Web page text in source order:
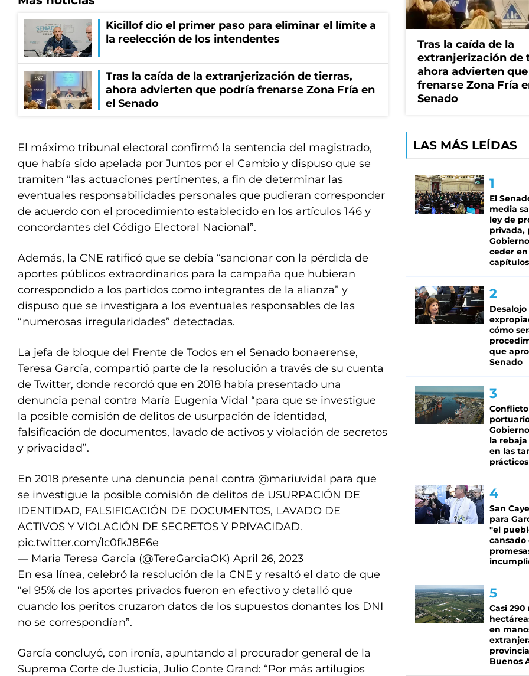
Kicillof dio el primer paso para eliminar el límite a
la reelección de los intendentes
Tras la caída de la extranjerización de tierras,
ahora advierten que podría frenarse Zona Fría en
el Senado
El máximo tribunal electoral confirmó la sentencia del magistrado,
que había sido apelada por Juntos por el Cambio y dispuso que se
tramiten “las actuaciones pertinentes, a fin de determinar las
eventuales responsabilidades personales que pudieran corresponder
de acuerdo con el procedimiento establecido en los artículos 146 y
concordantes del Código Electoral Nacional”.
Además, la CNE ratificó que se debía “sancionar con la pérdida de
aportes públicos extraordinarios para la campaña que hubieran
correspondido a los partidos como integrantes de la alianza” y
dispuso que se investigara a los eventuales responsables de las
“numerosas irregularidades” detectadas.
La jefa de bloque del Frente de Todos en el Senado bonaerense,
Teresa García, compartió parte de la resolución a través de su cuenta
de Twitter, donde recordó que en 2018 había presentado una
denuncia penal contra María Eugenia Vidal “para que se investigue
la posible comisión de delitos de usurpación de identidad,
falsificación de documentos, lavado de activos y violación de secretos
y privacidad”.
En 2018 presente una denuncia penal contra @mariuvidal para que
se investigue la posible comisión de delitos de USURPACIÓN DE
IDENTIDAD, FALSIFICACIÓN DE DOCUMENTOS, LAVADO DE
ACTIVOS Y VIOLACIÓN DE SECRETOS Y PRIVACIDAD.
pic.twitter.com/lc0fkJ8E6e
— Maria Teresa Garcia (@TereGarciaOK) April 26, 2023
En esa línea, celebró la resolución de la CNE y resaltó el dato de que
“el 95% de los aportes privados fueron en efectivo y detalló que
cuando los peritos cruzaron datos de los supuestos donantes los DNI
no se correspondían”.
García concluyó, con ironía, apuntando al procurador general de la
Suprema Corte de Justicia, Julio Conte Grand: “Por más artilugios
Tras la caída de la
extranjerización de
ahora advierten
frenarse Zona Fría
Senado
LAS MÁS LEÍDAS
El
media
ley de
privada,
ceder
capítulos
cómo
que
Senado
Conflicto
la rebaja
en las
prácticos
San
para
"el
cansado
Casi 290
en
Buenos